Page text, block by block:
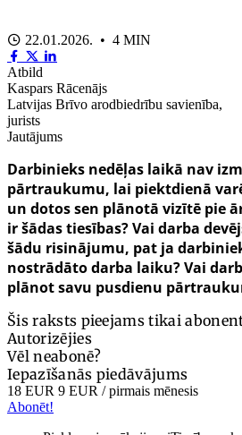
22.01.2026. • 4 MIN
Atbild
Kaspars Rācenājs
Latvijas Brīvo arodbiedrību savienība,
jurists
Jautājums
Darbinieks nedēļas laikā nav
pārtraukumu, lai piektdienā
un dotos sen plānotā vizītē pie
ir šādas tiesības? Vai darba
šādu risinājumu, pat ja
nostrādāto darba laiku? Vai
plānot savu pusdienu
Šis raksts pieejams tikai
Autorizējies
Vēl neabonē?
Iepazīšanās piedāvājums
18 EUR 9 EUR / pirmais mēnesis
Abonēt!